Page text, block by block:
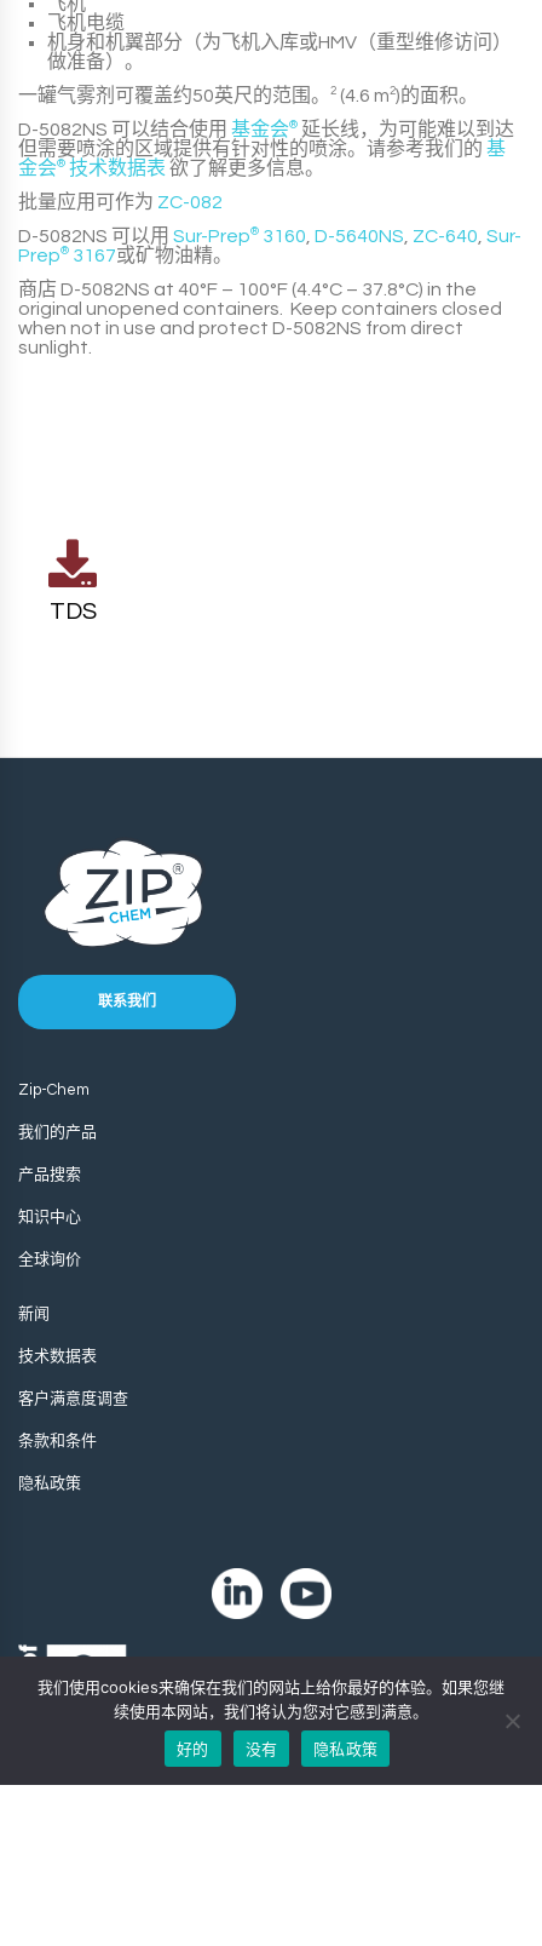
飞机电缆
机身和机翼部分（为飞机入库或HMV（重型维修访问）
做准备）。
一罐气雾剂可覆盖约50英尺的范围。
2 (4.6 m2)的面积。
D-5082NS 可以结合使用 基金会® 延长线，为可能难以到达
但需要喷涂的区域提供有针对性的喷涂。请参考我们的 基
金会® 技术数据表 欲了解更多信息。
批量应用可作为 ZC-082
D-5082NS 可以用 Sur-Prep® 3160 D-5640NS ZC-640 Sur-
Prep® 3167或矿物油精。
商店 D-5082NS at 40°F – 100°F (4.4°C – 37.8°C) in the
original unopened containers. Keep containers closed
when not in use and protect D-5082NS from direct
sunlight.
TDS
联系我们
Zip-Chem
我们的产品
产品搜索
知识中心
全球询价
新闻
技术数据表
客户满意度调查
条款和条件
隐私政策
版权 2024 年。Zip-Chem® 产品。
我们使用cookies来确保在我们的网站上给你最好的体验。如果您继
续使用本网站，我们将认为您对它感到满意。
好的
没有 隐私政策